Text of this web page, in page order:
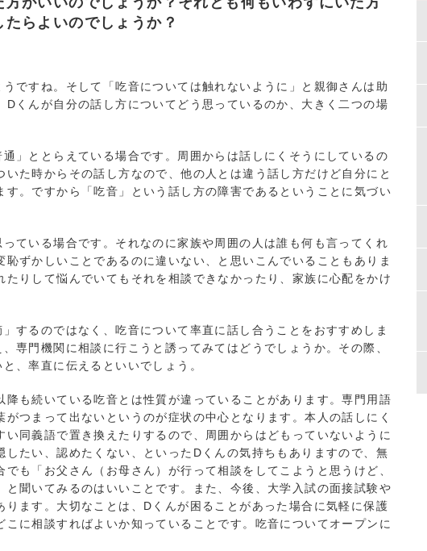
らよいのでしょうか？
ですね。そして「吃音については触れないように」と親御さんは助
くんが自分の話し方についてどう思っているのか、大きく二つの場
」ととらえている場合です。周囲からは話しにくそうにしているの
た時からその話し方なので、他の人とは違う話し方だけど自分にと
。ですから「吃音」という話し方の障害であるということに気づい
ている場合です。それなのに家族や周囲の人は誰も何も言ってくれ
ずかしいことであるのに違いない、と思いこんでいることもありま
りして悩んでいてもそれを相談できなかったり、家族に心配をかけ
するのではなく、吃音について率直に話し合うことをおすすめしま
専門機関に相談に行こうと誘ってみてはどうでしょうか。その際、
、率直に伝えるといいでしょう。
も続いている吃音とは性質が違っていることがあります。専門用語
つまって出ないというのが症状の中心となります。本人の話しにく
同義語で置き換えたりするので、周囲からはどもっていないように
たい、認めたくない、といったDくんの気持ちもありますので、無
も「お父さん（お母さん）が行って相談をしてこようと思うけど、
聞いてみるのはいいことです。また、今後、大学入試の面接試験や
ます。大切なことは、Dくんが困ることがあった場合に気軽に保護
に相談すればよいか知っていることです。吃音についてオープンに